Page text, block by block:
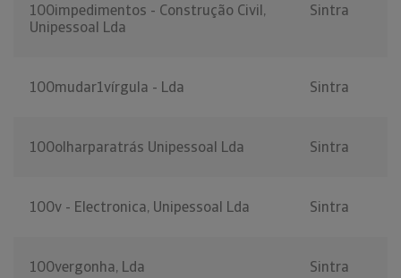
100impedimentos - Construção Civil,
Unipessoal Lda
Sintra
100mudar1vírgula - Lda Sintra
100olharparatrás Unipessoal Lda Sintra
100v - Electronica, Unipessoal Lda Sintra
100vergonha, Lda Sintra